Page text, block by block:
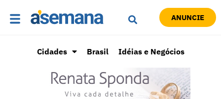
ANUNCIE
Cidades Brasil Idéias e Negócios